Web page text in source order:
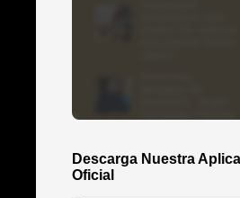
Descarga Nuestra
Oficial